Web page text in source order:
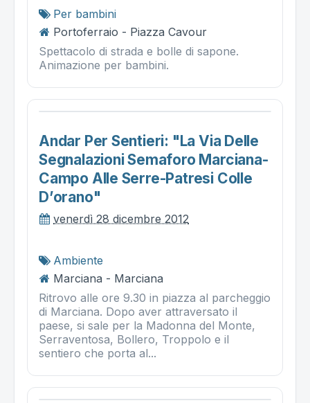
Per bambini
Portoferraio - Piazza Cavour
Spettacolo di strada e bolle di sapone.
Animazione per bambini.
Andar Per Sentieri: "la Via Delle
Segnalazioni Semaforo Marciana-
Campo Alle Serre-Patresi Colle
D’orano"
venerdì 28 dicembre 2012
Ambiente
Marciana - Marciana
Ritrovo alle ore 9.30 in piazza al parcheggio
di Marciana. Dopo aver attraversato il
paese, si sale per la Madonna del Monte,
Serraventosa, Bollero, Troppolo e il
sentiero che porta al...